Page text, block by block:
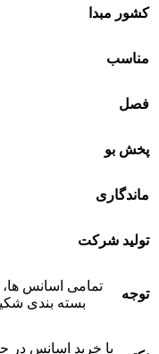
کشور مبدا
مناسب
فصل
پخش بو
ماندگاری
تولید شرکت
توجه
تمامی اسانس ها،
بسته بندی